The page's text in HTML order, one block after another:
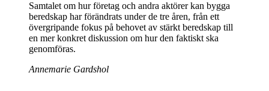
Samtalet om hur företag och andra aktörer kan bygga
beredskap har förändrats under de tre åren, från ett
övergripande fokus på behovet av stärkt beredskap till
en mer konkret diskussion om hur den faktiskt ska
genomföras.
Annemarie Gardshol